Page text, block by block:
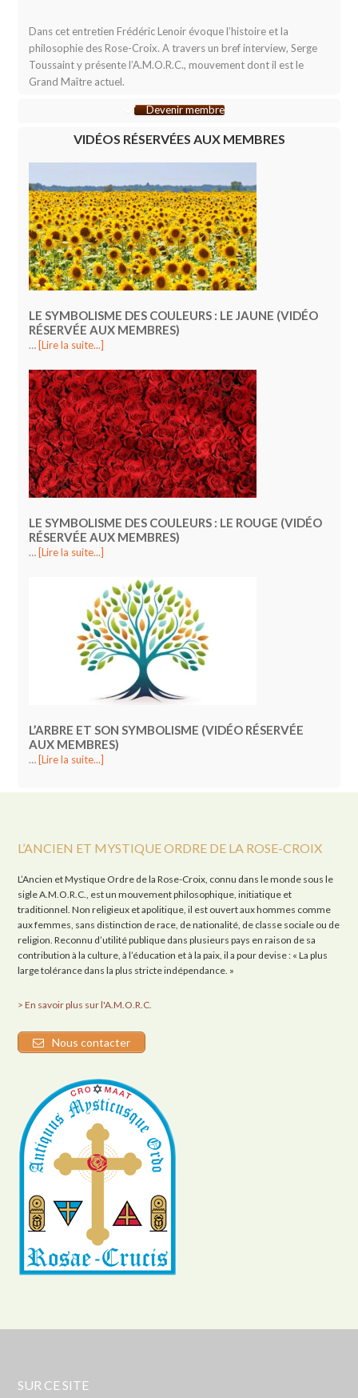
Dans cet entretien Frédéric Lenoir évoque l’histoire et la
philosophie des Rose-Croix. A travers un bref interview, Serge
Toussaint y présente l’A.M.O.R.C., mouvement dont il est le
Grand Maître actuel.
Devenir membre
VIDÉOS RÉSERVÉES AUX MEMBRES
LE SYMBOLISME DES COULEURS : LE JAUNE (VIDÉO
RÉSERVÉE AUX MEMBRES)
… [Lire la suite...]
LE SYMBOLISME DES COULEURS : LE ROUGE (VIDÉO
RÉSERVÉE AUX MEMBRES)
… [Lire la suite...]
L’ARBRE ET SON SYMBOLISME (VIDÉO RÉSERVÉE
AUX MEMBRES)
… [Lire la suite...]
L’ANCIEN ET MYSTIQUE ORDRE DE LA ROSE-CROIX
L’Ancien et Mystique Ordre de la Rose-Croix, connu dans le monde sous le
sigle A.M.O.R.C., est un mouvement philosophique, initiatique et
traditionnel. Non religieux et apolitique, il est ouvert aux hommes comme
aux femmes, sans distinction de race, de nationalité, de classe sociale ou de
religion. Reconnu d’utilité publique dans plusieurs pays en raison de sa
contribution à la culture, à l’éducation et à la paix, il a pour devise : « La plus
large tolérance dans la plus stricte indépendance. »
> En savoir plus sur l'A.M.O.R.C.
Nous contacter
SUR CE SITE